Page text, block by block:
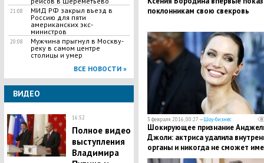
21:08
МИД РФ закрыл въезд в
Россию для пяти
американских экс-
министров
20:08
Мужчина прыгнул в Москву-
реку в самом центре
столицы и умер
ВСЕ НОВОСТИ »
ВИДЕО
16:52
Полное видео
выступления
Владимира
поклонникам свою свекровь
3 февраля 2016, 00:27 —Шоу-бизнес
Шокирующее признание
Джоли: актриса удалила
органы и никогда не сможет
детей